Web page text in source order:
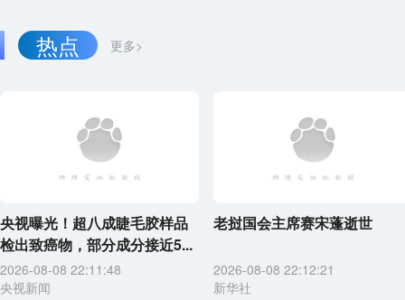
更多>
热点
央视曝光！超八成睫毛胶样品
检出致癌物，部分成分接近5...
2026-08-08 22:11:48
央视新闻
老挝国会主席赛宋蓬逝世
2026-08-08 22:12:21
新华社